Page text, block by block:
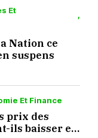
Et
Nation ce
suspens
Et Finance
prix des
ils baisser en